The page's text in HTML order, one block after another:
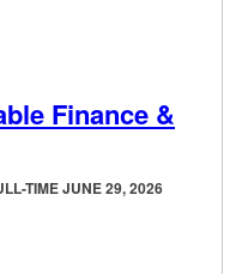
Finance &
TIME JUNE 29, 2026